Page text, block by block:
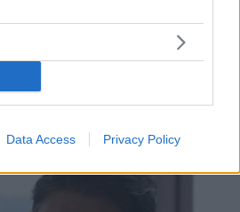
Data Access Privacy Policy